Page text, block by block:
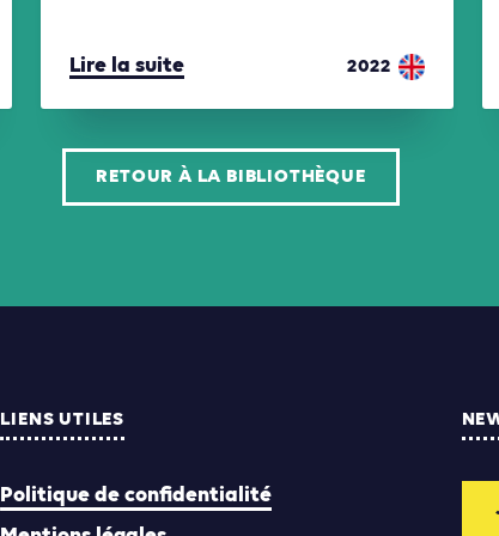
Lire la suite 2022
RETOUR À LA BIBLIOTHÈQUE
LIENS UTILES
Politique de confidentialité